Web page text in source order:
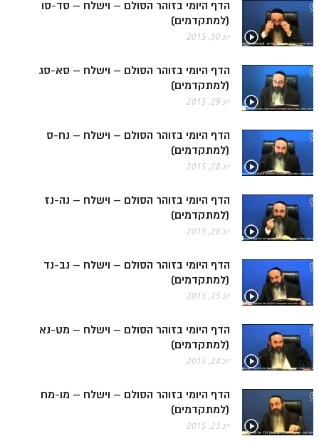
ספר הזוהר תולדות מתקדמים
ספר הזוהר ויצא מתחילים
ספר הזוהר וישלח מתחילים
הזוהר הקדוש וישלח מתקדמים
הזוהר הקדוש וישב מתחילים
הזוהר הקדוש וישב מתקדמים
הזוהר הקדוש מקץ מתקדמים
הזוהר הקדוש ויגש מתחילים
הזוהר הקדוש ויגש מתקדמים
הזוהר הקדוש ויחי מתחילים
ספר הזוהר – שמות
הזוהר הקדוש שמות מתחילים
הזוהר הקדוש שמות מתקדמים
הזוהר הקדוש וארא מתחילים
הדף היומי בזוהר הסולם – וישלח – סד-סו
(למתקדמים)
יונ 30, 2015
הדף היומי בזוהר הסולם – וישלח – סא-סג
(למתקדמים)
יונ 29, 2015
הדף היומי בזוהר הסולם – וישלח – נח-ס
(למתקדמים)
יונ 28, 2015
הדף היומי בזוהר הסולם – וישלח – נה-נז
(למתקדמים)
יונ 26, 2015
הדף היומי בזוהר הסולם – וישלח – נב-נד
(למתקדמים)
יונ 25, 2015
הדף היומי בזוהר הסולם – וישלח – מט-נא
(למתקדמים)
יונ 24, 2015
הדף היומי בזוהר הסולם – וישלח – מו-מח
(למתקדמים)
יונ 23, 2015